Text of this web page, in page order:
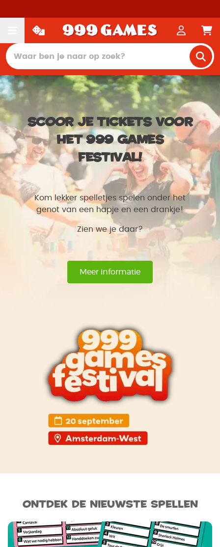
Scoor je tickets voor
het 999 Games
Festival!
Kom lekker spelletjes spelen onder het
genot van een hapje en een drankje!
Zien we je daar?
Meer informatie
Ontdek de nieuwste spellen